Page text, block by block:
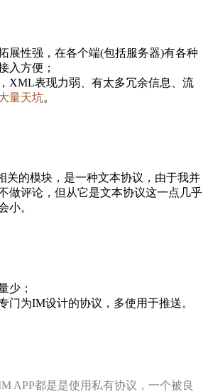
展性强，在各个端(包括服务器)有各种
入方便；
XML表现力弱、有太多冗余信息、流
量天坑。
关的模块，是一种文本协议，由于我并
做评论，但从它是文本协议这一点几乎
小。
少；
门为IM设计的协议，多使用于推送。
APP都是是使用私有协议，一个被良